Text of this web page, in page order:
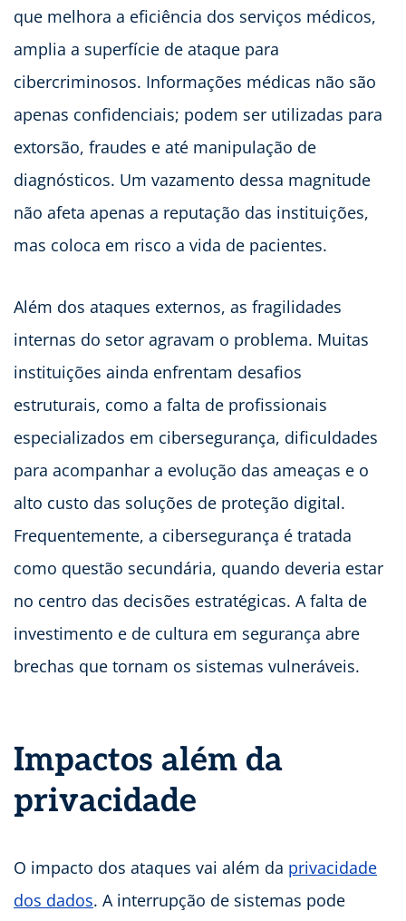
que melhora a eficiência dos serviços médicos,
amplia a superfície de ataque para
cibercriminosos. Informações médicas não são
apenas confidenciais; podem ser utilizadas para
extorsão, fraudes e até manipulação de
diagnósticos. Um vazamento dessa magnitude
não afeta apenas a reputação das instituições,
mas coloca em risco a vida de pacientes.
Além dos ataques externos, as fragilidades
internas do setor agravam o problema. Muitas
instituições ainda enfrentam desafios
estruturais, como a falta de profissionais
especializados em cibersegurança, dificuldades
para acompanhar a evolução das ameaças e o
alto custo das soluções de proteção digital.
Frequentemente, a cibersegurança é tratada
como questão secundária, quando deveria estar
no centro das decisões estratégicas. A falta de
investimento e de cultura em segurança abre
brechas que tornam os sistemas vulneráveis.
Impactos além da
privacidade
O impacto dos ataques vai além da privacidade
dos dados. A interrupção de sistemas pode